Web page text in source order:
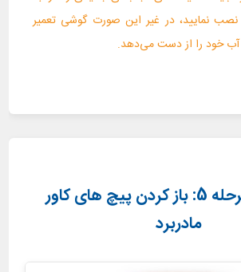
نمایید، در غیر این صورت گوشی تعمیر
خود را از دست می‌دهد.
مرحله 5: مرحله 5: باز کردن پیچ های کاور
مادربرد